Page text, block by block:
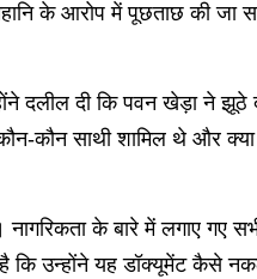
के आरोप में पूछताछ की जा
दलील दी कि पवन खेड़ा ने झूठे
कौन साथी शामिल थे और क्या
के बारे में लगाए गए
कि उन्होंने यह डॉक्यूमेंट कैसे